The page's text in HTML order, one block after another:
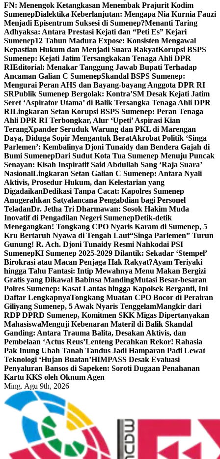
FN: Menengok Ketangkasan Menembak Prajurit Kodim
SumenepDialektika Keberlanjutan: Mengapa Nia Kurnia Fauzi
Menjadi Episentrum Suksesi di Sumenep?Menanti Taring
Adhyaksa: Antara Prestasi Kejati dan “Peti Es” Kejari
Sumenep12 Tahun Madura Expose: Konsisten Mengawal
Kepastian Hukum dan Menjadi Suara RakyatKorupsi BSPS
Sumenep: Kejati Jatim Tersangkakan Tenaga Ahli DPR
RIEditorial: Menakar Tanggung Jawab Bupati Terhadap
Ancaman Galian C SumenepSkandal BSPS Sumenep:
Mengurai Peran AHS dan Bayang-bayang Anggota DPR RI
SRPublik Sumenep Bergolak: Kontra’SM Desak Kejati Jatim
Seret ‘Aspirator Utama’ di Balik Tersangka Tenaga Ahli DPR
RILingkaran Setan Korupsi BSPS Sumenep: Peran Tenaga
Ahli DPR RI Terbongkar, Alur ‘Upeti’ Aspirasi Kian
TerangXpander Seruduk Warung dan PKL di Marengan
Daya, Diduga Sopir Mengantuk BeratAkrobat Politik ‘Singa
Parlemen’: Kembalinya Djoni Tunaidy dan Bendera Gajah di
Bumi SumenepDari Sudut Kota Tua Sumenep Menuju Puncak
Senayan: Kisah Inspiratif Said Abdullah Sang ‘Raja Suara’
NasionalLingkaran Setan Galian C Sumenep: Antara Nyali
Aktivis, Prosedur Hukum, dan Kelestarian yang
DigadaikanDedikasi Tanpa Cacat: Kapolres Sumenep
Anugerahkan Satyalancana Pengabdian bagi Personel
TeladanDr. Jetha Tri Dharmawan: Sosok Hakim Muda
Inovatif di Pengadilan Negeri SumenepDetik-detik
Menegangkan! Tongkang CPO Nyaris Karam di Sumenep, 5
Kru Bertaruh Nyawa di Tengah Laut“Singa Parlemen” Turun
Gunung! R. Ach. Djoni Tunaidy Resmi Nahkodai PSI
SumenepKI Sumenep 2025-2029 Dilantik: Sekadar ‘Stempel’
Birokrasi atau Macan Penjaga Hak Rakyat?Ayam Teriyaki
hingga Tahu Fantasi: Intip Mewahnya Menu Makan Bergizi
Gratis yang Dikawal Babinsa MandingMutasi Besar-besaran
Polres Sumenep: Kasat Lantas hingga Kapolsek Berganti, Ini
Daftar LengkapnyaTongkang Muatan CPO Bocor di Perairan
Giliyang Sumenep, 5 Awak Nyaris TenggelamMangkir dari
RDP DPRD Sumenep, Komitmen SKK Migas Dipertanyakan
MahasiswaMenguji Kebenaran Materil di Balik Skandal
Ganding: Antara Trauma Balita, Desakan Aktivis, dan
Pembelaan ‘Actus Reus’Lenteng Pecahkan Rekor! Rahasia
Pak Inung Ubah Tanah Tandus Jadi Hamparan Padi Lewat
Teknologi ‘Hujan Buatan’HIMPASS Desak Evaluasi
Penyaluran Bansos di Sapeken: Soroti Dugaan Penahanan
Kartu KKS oleh Oknum Agen
Ming. Agu 9th, 2026